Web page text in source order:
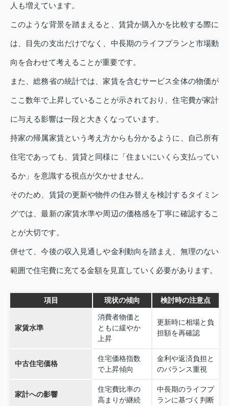
人も増えています。
このような背景を踏まえると、賃貸か購入かを比較する際に
は、目先の支出だけでなく、中長期のライフプランと市場動
向を合わせて考えることが重要です。
また、総務省の統計では、家賃を含むサービス全体の物価が
ここ数年で上昇していることが示されており、住宅費が家計
に与える影響は一段と大きくなっています。
持家の帰属家賃という考え方からも分かるように、自己所有
住宅であっても、賃貸と同様に「住まいにいくら支払ってい
るか」を意識する視点が欠かせません。
そのため、賃貸の更新や物件の住み替えを検討するタイミン
グでは、最新の家賃水準や周辺の価格感を丁寧に確認するこ
とが大切です。
併せて、今後の収入見通しや金利動向を踏まえ、無理のない
範囲で住宅費に充てる金額を見直していく必要があります。
項目 現状の傾向 検討時の注意点
家賃水準
消費者物価と
ともに緩やか
上昇
更新時に相場と負
担額を再確認
中古住宅価格
住宅価格指数
で上昇傾向
金利や返済負担と
のバランス重視
家計への影響
住宅費比率の
高まりが継続
中長期のライフプ
ランに基づく判断